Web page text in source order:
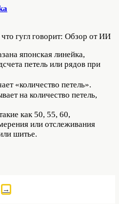
гугл говорит: Обзор от ИИ
японская линейка,
петель или рядов при
«количество петель».
на количество петель,
как 50, 55, 60,
или отслеживания
шитье.
→